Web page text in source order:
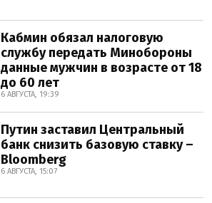
Кабмин обязал налоговую
службу передать Минобороны
данные мужчин в возрасте от 18
до 60 лет
6 АВГУСТА, 19:39
Путин заставил Центральный
банк снизить базовую ставку –
Bloomberg
6 АВГУСТА, 15:07